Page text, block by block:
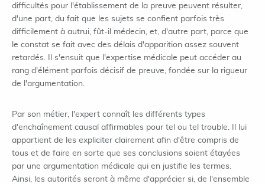
difficultés pour l'établissement de la preuve peuvent résulter,
d'une part, du fait que les sujets se confient parfois très
difficilement à autrui, fût-il médecin, et, d'autre part, parce que
le constat se fait avec des délais d'apparition assez souvent
retardés. Il s'ensuit que l'expertise médicale peut accéder au
rang d'élément parfois décisif de preuve, fondée sur la rigueur
de l'argumentation.
Par son métier, l'expert connaît les différents types
d'enchaînement causal affirmables pour tel ou tel trouble. Il lui
appartient de les expliciter clairement afin d'être compris de
tous et de faire en sorte que ses conclusions soient étayées
par une argumentation médicale qui en justifie les termes.
Ainsi, les autorités seront à même d'apprécier si, de l'ensemble